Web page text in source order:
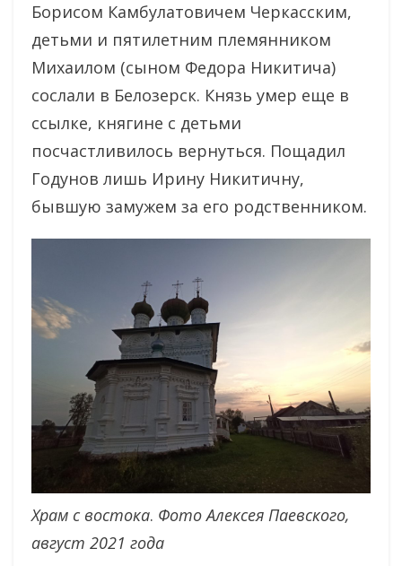
Борисом Камбулатовичем Черкасским,
детьми и пятилетним племянником
Михаилом (сыном Федора Никитича)
сослали в Белозерск. Князь умер еще в
ссылке, княгине с детьми
посчастливилось вернуться. Пощадил
Годунов лишь Ирину Никитичну,
бывшую замужем за его родственником.
Храм с востока. Фото Алексея Паевского,
август 2021 года